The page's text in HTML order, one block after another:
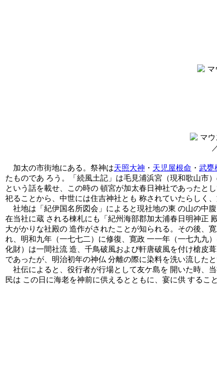
加太の市街地にある。祭神は天照大神 ・ 天児屋根命 ・ 武甕
たものであ ろう。「続風土記」は毛見浦浜宮（現和歌山市
という話を載せ、この時の 頓宮が加太春日神社であったと
祀ることから、中世には住吉神社とも 称されていたらしく
社地は「紀伊国名所図会」によると現社地の東 の山の中
在当社に蔵 される棟札にも「紀州海部郡加太浦春日明神正
大がかりな社殿の 造作がされたことが知られる。その後、
れ、明和九年（一七七二）に修復、寛政 一一年（一七九九
化財）は一間社流 造、千鳥破風およぴ軒唐破風を付け槍皮
であったが、明治初年の神仏 分離の際に染料を洗い流したと
社伝によると、役行者が行場として友ケ島を 開いた時、
民は この日に海老を神前に供えるとともに、宴に供 するこ